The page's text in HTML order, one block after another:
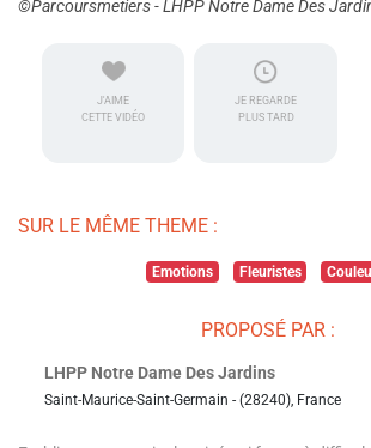
©Parcoursmetiers - LHPP Notre Dame Des
J'AIME
CETTE VIDÉO
JE REGARDE
PLUS TARD
SUR LE MÊME THEME :
Emotions Fleuristes
PROPOSÉ PAR :
LHPP Notre Dame Des Jardins
Saint-Maurice-Saint-Germain - (28240), France